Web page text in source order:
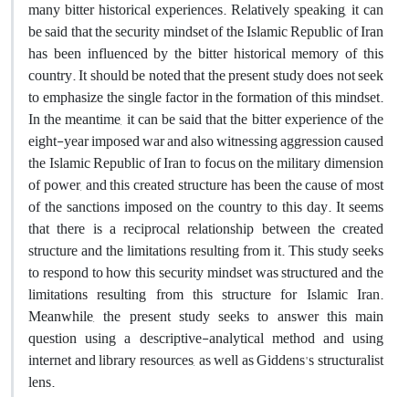
many bitter historical experiences. Relatively speaking, it can
be said that the security mindset of the Islamic Republic of Iran
has been influenced by the bitter historical memory of this
country. It should be noted that the present study does not seek
to emphasize the single factor in the formation of this mindset.
In the meantime, it can be said that the bitter experience of the
eight-year imposed war and also witnessing aggression caused
the Islamic Republic of Iran to focus on the military dimension
of power, and this created structure has been the cause of most
of the sanctions imposed on the country to this day. It seems
that there is a reciprocal relationship between the created
structure and the limitations resulting from it. This study seeks
to respond to how this security mindset was structured and the
limitations resulting from this structure for Islamic Iran.
Meanwhile, the present study seeks to answer this main
question using a descriptive-analytical method and using
internet and library resources, as well as Giddens's structuralist
lens.